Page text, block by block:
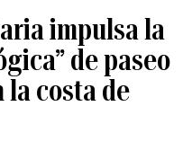
impulsa la
de paseo
la costa de